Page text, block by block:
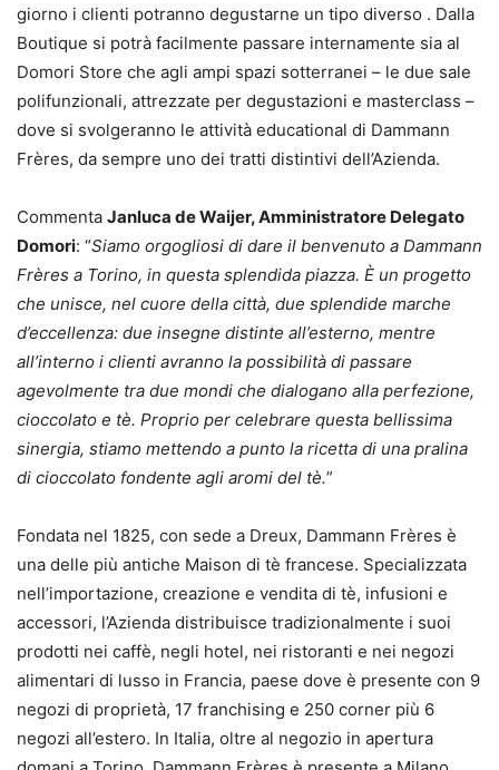
giorno i clienti potranno degustarne un tipo diverso . Dalla
Boutique si potrà facilmente passare internamente sia al
Domori Store che agli ampi spazi sotterranei – le due sale
polifunzionali, attrezzate per degustazioni e masterclass –
dove si svolgeranno le attività educational di Dammann
Frères, da sempre uno dei tratti distintivi dell’Azienda.
Commenta Janluca de Waijer, Amministratore Delegato
Domori: “Siamo orgogliosi di dare il benvenuto a Dammann
Frères a Torino, in questa splendida piazza. È un progetto
che unisce, nel cuore della città, due splendide marche
d’eccellenza: due insegne distinte all’esterno, mentre
all’interno i clienti avranno la possibilità di passare
agevolmente tra due mondi che dialogano alla perfezione,
cioccolato e tè. Proprio per celebrare questa bellissima
sinergia, stiamo mettendo a punto la ricetta di una pralina
di cioccolato fondente agli aromi del tè.”
Fondata nel 1825, con sede a Dreux, Dammann Frères è
una delle più antiche Maison di tè francese. Specializzata
nell’importazione, creazione e vendita di tè, infusioni e
accessori, l’Azienda distribuisce tradizionalmente i suoi
prodotti nei caffè, negli hotel, nei ristoranti e nei negozi
alimentari di lusso in Francia, paese dove è presente con 9
negozi di proprietà, 17 franchising e 250 corner più 6
negozi all’estero. In Italia, oltre al negozio in apertura